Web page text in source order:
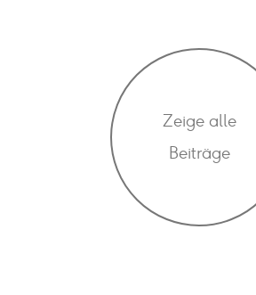
Zeige alle
Beiträge